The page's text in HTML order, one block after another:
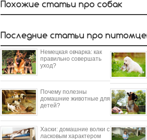
Похожие статьи про собак
Последние статьи про
Немецкая овчарка: как
правильно совершать
уход?
Почему полезны
домашние животные для
детей?
​Хаски: домашние волки с
ласковым характером